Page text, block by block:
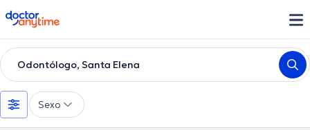
doctoranytime
Odontólogo, Santa Elena
Sexo